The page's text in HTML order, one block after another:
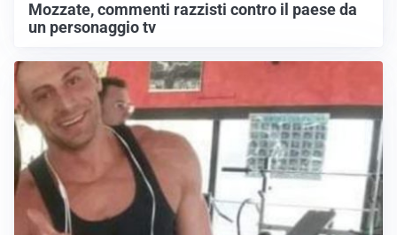
Mozzate, commenti razzisti contro il paese da
un personaggio tv